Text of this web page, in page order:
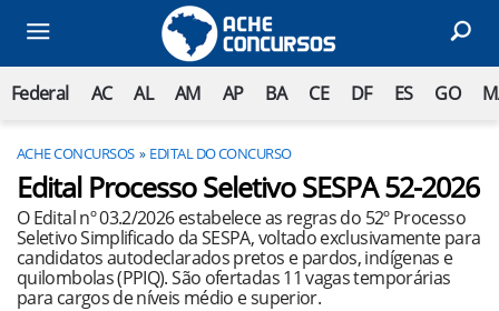
Federal AC AL AM AP BA CE DF ES GO
ACHE CONCURSOS EDITAL DO CONCURSO
Edital Processo Seletivo SESPA 52-2026
O Edital nº 03.2/2026 estabelece as regras do 52º Processo
Seletivo Simplificado da SESPA, voltado exclusivamente para
candidatos autodeclarados pretos e pardos, indígenas e
quilombolas (PPIQ). São ofertadas 11 vagas temporárias
para cargos de níveis médio e superior.